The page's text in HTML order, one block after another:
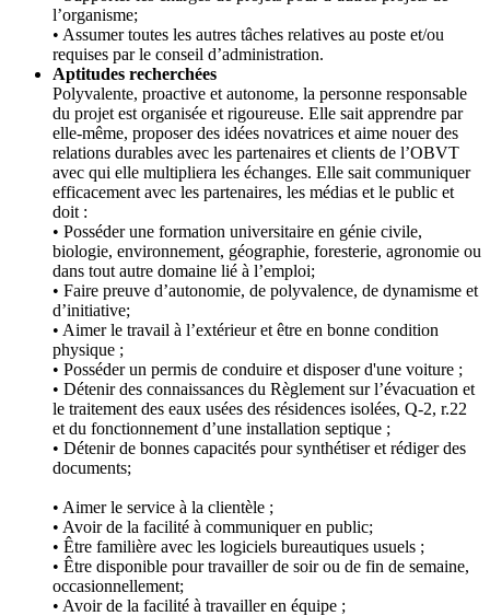
l’organisme;
• Assumer toutes les autres tâches relatives au poste et/ou
requises par le conseil d’administration.
Aptitudes recherchées
Polyvalente, proactive et autonome, la personne responsable
du projet est organisée et rigoureuse. Elle sait apprendre par
elle-même, proposer des idées novatrices et aime nouer des
relations durables avec les partenaires et clients de l’OBVT
avec qui elle multipliera les échanges. Elle sait communiquer
efficacement avec les partenaires, les médias et le public et
doit :
• Posséder une formation universitaire en génie civile,
biologie, environnement, géographie, foresterie, agronomie ou
dans tout autre domaine lié à l’emploi;
• Faire preuve d’autonomie, de polyvalence, de dynamisme et
d’initiative;
• Aimer le travail à l’extérieur et être en bonne condition
physique ;
• Posséder un permis de conduire et disposer d'une voiture ;
• Détenir des connaissances du Règlement sur l’évacuation et
le traitement des eaux usées des résidences isolées, Q-2, r.22
et du fonctionnement d’une installation septique ;
• Détenir de bonnes capacités pour synthétiser et rédiger des
documents;
• Aimer le service à la clientèle ;
• Avoir de la facilité à communiquer en public;
• Être familière avec les logiciels bureautiques usuels ;
• Être disponible pour travailler de soir ou de fin de semaine,
occasionnellement;
• Avoir de la facilité à travailler en équipe ;